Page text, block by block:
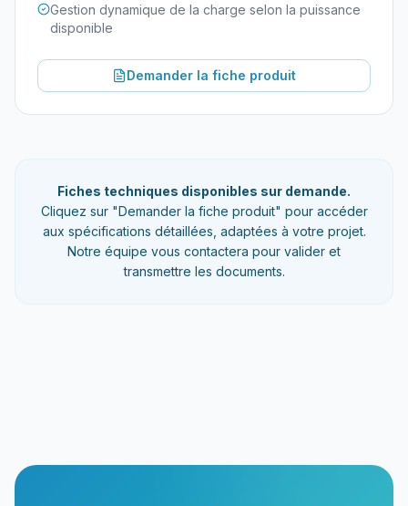
Gestion dynamique de la charge selon la puissance
disponible
Demander la fiche produit
Fiches techniques disponibles sur demande.
Cliquez sur "Demander la fiche produit" pour accéder
aux spécifications détaillées, adaptées à votre projet.
Notre équipe vous contactera pour valider et
transmettre les documents.